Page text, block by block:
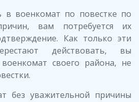
в военкомат по повестке по
вам потребуется их
Как только эти
действовать, вы
своего района, не
без уважительной причины